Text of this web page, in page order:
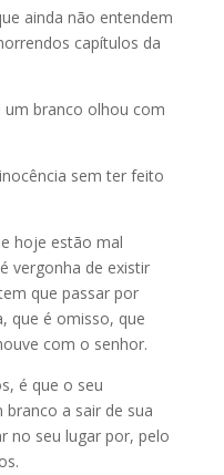
ainda não entendem
capítulos da
um branco olhou com
sem ter feito
hoje estão mal
vergonha de existir
que passar por
que é omisso, que
com o senhor.
é que o seu
a sair de sua
no seu lugar por, pelo